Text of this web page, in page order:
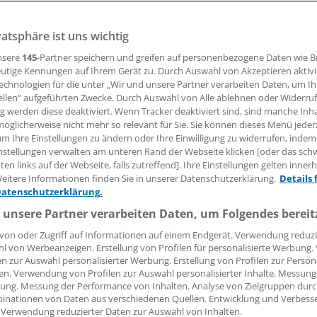
2016 findet der erste Deutsche Hormontag statt. Es
in mehr als 20 Städten.
14:21 Uhr
Menschen in Deutschland sind von Hormonstörungen
für Endokrinologie (DGE) veranstaltet am
den 1. Deutschen Hormontag. In weit über 20 Städten
endokrinologische Einrichtungen ihre Türen und
Interessierte ein, sich rund um das Thema Hormon- und
zu informieren, teilt die DGE mit.
wissen, was beispielsweise
ist uns wichtig
145-Partner speichern und greifen auf personenbezogene Daten wie
Kennungen auf Ihrem Gerät zu. Durch Auswahl von Akzeptieren
für die unter „Wir und unsere Partner verarbeiten Daten, um
aufgeführten Zwecke. Durch Auswahl von Alle ablehnen oder
werden diese deaktiviert. Wenn Tracker deaktiviert sind, sind manche
nicht mehr so relevant für Sie. Sie können dieses Menü
Ihre Einstellungen zu ändern oder Ihre Einwilligung zu widerrufen,
verwalten am unteren Rand der Webseite klicken [oder das
links auf der Webseite, falls zutreffend]. Ihre Einstellungen gelten
Informationen finden Sie in unserer Datenschutzerklärung. Details
Partner verarbeiten Daten, um Folgendes
oder Zugriff auf Informationen auf einem Endgerät. Verwendung
von Werbeanzeigen. Erstellung von Profilen für personalisierte
zur Auswahl personalisierter Werbung. Erstellung von Profilen zur
Verwendung von Profilen zur Auswahl personalisierter Inhalte.
Messung der Performance von Inhalten. Analyse von Zielgruppen
von Daten aus verschiedenen Quellen. Entwicklung und
reduzierter Daten zur Auswahl von Inhalten.